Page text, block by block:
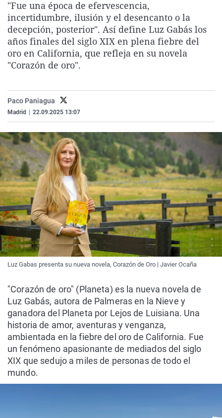
La rosa de los vientos
Gente viajera
Como el perro y el
Caso
Retornados
Equipo de
Extremadura
Galicia
La Rioja
Virales
Televisión
Elecciones
"Fue una época de efervescencia,
incertidumbre, ilusión y el desencanto o la
decepción, posterior". Así define Luz Gabás los
años finales del siglo XIX en plena fiebre del
oro en California, que refleja en su novela
"Corazón de oro".
Paco Paniagua
Madrid 22.09.2025 13:07
Luz Gabas presenta su nueva novela, Corazón de Oro | Javier Ocaña
"Corazón de oro" (Planeta) es la nueva novela de
Luz Gabás, autora de Palmeras en la Nieve y
ganadora del Planeta por Lejos de Luisiana. Una
historia de amor, aventuras y venganza,
ambientada en la fiebre del oro de California. Fue
un fenómeno apasionante de mediados del siglo
XIX que sedujo a miles de personas de todo el
mundo.